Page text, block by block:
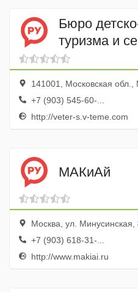
Бюро
туризма и
Ветер
141001, Московская обл.,
+7 (903) 545-60-...
http://veter-s.v-teme.com
МАКиАй
Москва, ул. Минусинская,
+7 (903) 618-31-...
http://www.makiai.ru